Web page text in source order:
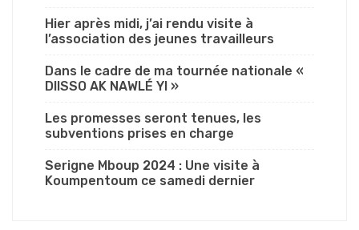
Hier après midi, j’ai rendu visite à
l’association des jeunes travailleurs
Dans le cadre de ma tournée nationale «
DIISSO AK NAWLÉ YI »
Les promesses seront tenues, les
subventions prises en charge
Serigne Mboup 2024 : Une visite à
Koumpentoum ce samedi dernier